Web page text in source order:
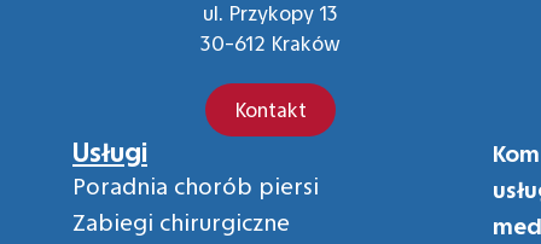
ul. Przykopy 13
30-612 Kraków
Kontakt
Usługi
Poradnia chorób piersi
Zabiegi chirurgiczne